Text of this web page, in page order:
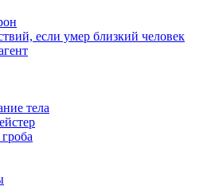
если умер близкий человек
тела